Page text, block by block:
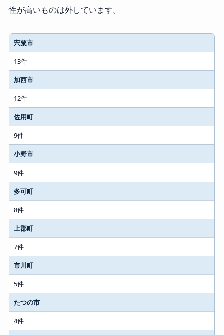
性が高いものは外しています。
市町
確認件数
宍粟市
13件
加西市
12件
佐用町
9件
小野市
9件
多可町
8件
上郡町
7件
市川町
5件
たつの市
4件